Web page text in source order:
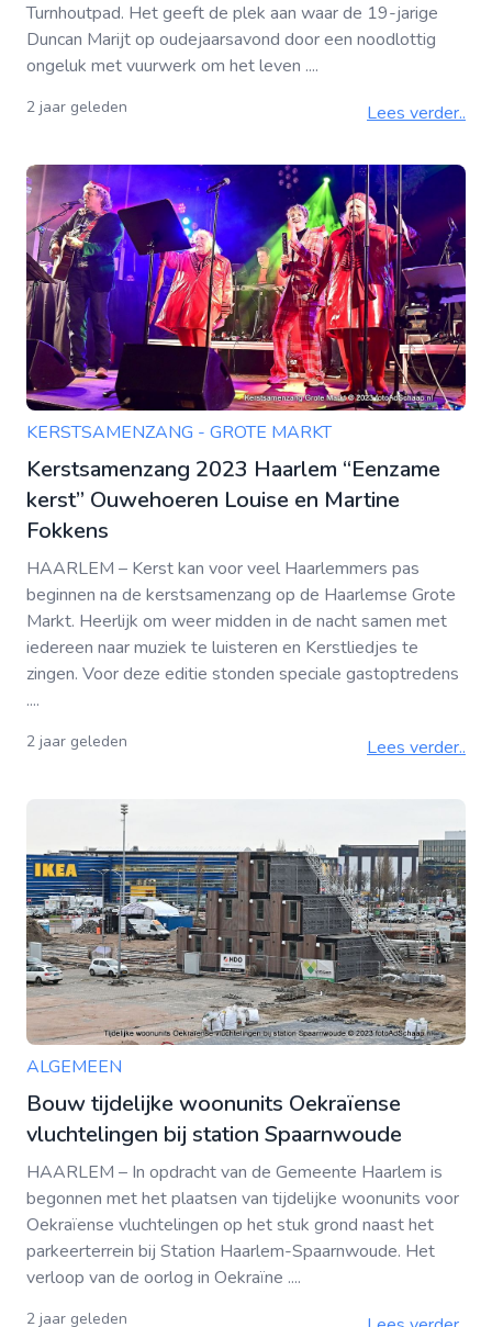
Turnhoutpad. Het geeft de plek aan waar de 19-jarige
Duncan Marijt op oudejaarsavond door een noodlottig
ongeluk met vuurwerk om het leven ....
2 jaar geleden Lees verder..
KERSTSAMENZANG - GROTE MARKT
Kerstsamenzang 2023 Haarlem “Eenzame
kerst” Ouwehoeren Louise en Martine
Fokkens
HAARLEM – Kerst kan voor veel Haarlemmers pas
beginnen na de kerstsamenzang op de Haarlemse Grote
Markt. Heerlijk om weer midden in de nacht samen met
iedereen naar muziek te luisteren en Kerstliedjes te
zingen. Voor deze editie stonden speciale gastoptredens
....
2 jaar geleden Lees verder..
ALGEMEEN
Bouw tijdelijke woonunits Oekraïense
vluchtelingen bij station Spaarnwoude
HAARLEM – In opdracht van de Gemeente Haarlem is
begonnen met het plaatsen van tijdelijke woonunits voor
Oekraïense vluchtelingen op het stuk grond naast het
parkeerterrein bij Station Haarlem-Spaarnwoude. Het
verloop van de oorlog in Oekraïne ....
2 jaar geleden